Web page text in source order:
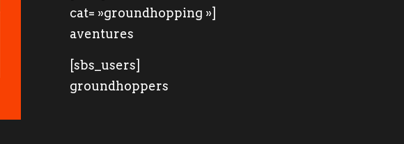
cat= »groundhopping »]
aventures
[sbs_users]
groundhoppers